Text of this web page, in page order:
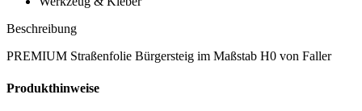
Beschreibung
PREMIUM Straßenfolie Bürgersteig im Maßstab H0 von Faller
Produkthinweise